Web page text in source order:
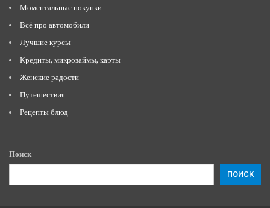
Моментальные покупки
Всё про автомобили
Лучшие курсы
Кредиты, микрозаймы, карты
Женские радости
Путешествия
Рецепты блюд
Поиск
ПОИСК